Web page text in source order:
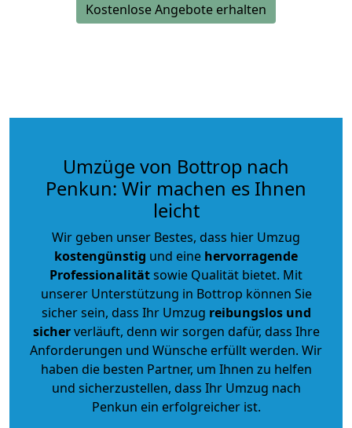
Kostenlose Angebote erhalten
Umzüge von Bottrop nach
Penkun: Wir machen es Ihnen
leicht
Wir geben unser Bestes, dass hier Umzug
kostengünstig und eine hervorragende
Professionalitätsowie Qualität bietet. Mit
unserer Unterstützung in Bottrop können Sie
sicher sein, dass Ihr Umzug reibungslos und
sicherverläuft, denn wir sorgen dafür, dass Ihre
Anforderungen und Wünsche erfüllt werden. Wir
haben die besten Partner, um Ihnen zu helfen
und sicherzustellen, dass Ihr Umzug nach
Penkun ein erfolgreicher ist.